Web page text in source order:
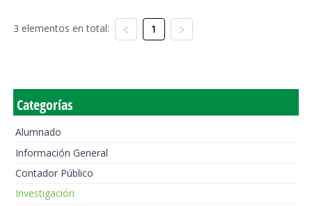
3 elementos en total: 1
Categorías
Alumnado
Información General
Contador Público
Investigación